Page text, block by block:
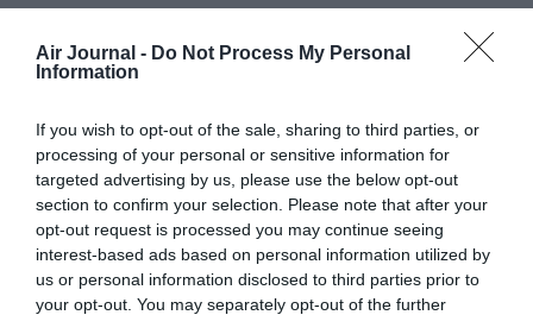
Air Journal - Do Not Process My Personal
Information
If you wish to opt-out of the sale, sharing to third parties, or
processing of your personal or sensitive information for
targeted advertising by us, please use the below opt-out
section to confirm your selection. Please note that after your
opt-out request is processed you may continue seeing
interest-based ads based on personal information utilized by
us or personal information disclosed to third parties prior to
your opt-out. You may separately opt-out of the further
COMMENTAIRE(S)
SkywayTheDelta a commenté :
7 décembre 2022 - 9 h 00
Oh non… C’est triste ? Quel bel avion en plus ?
RÉPONDRE